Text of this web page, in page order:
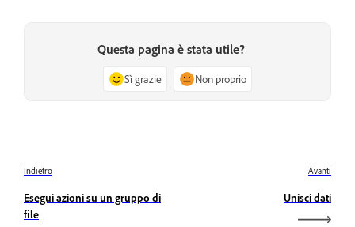
Questa pagina è stata utile?
Sì grazie Non proprio
Indietro
Esegui azioni su un gruppo di
file
Avanti
Unisci dati